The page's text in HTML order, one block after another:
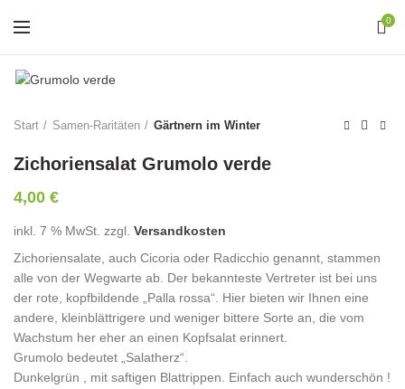
0
Start Samen-Raritäten Gärtnern im Winter
Zichoriensalat Grumolo verde
4,00 €
inkl. 7 % MwSt. zzgl. Versandkosten
Zichoriensalate, auch Cicoria oder Radicchio genannt, stammen
alle von der Wegwarte ab. Der bekannteste Vertreter ist bei uns
der rote, kopfbildende „Palla rossa“. Hier bieten wir Ihnen eine
andere, kleinblättrigere und weniger bittere Sorte an, die vom
Wachstum her eher an einen Kopfsalat erinnert.
Grumolo bedeutet „Salatherz“.
Dunkelgrün , mit saftigen Blattrippen. Einfach auch wunderschön !